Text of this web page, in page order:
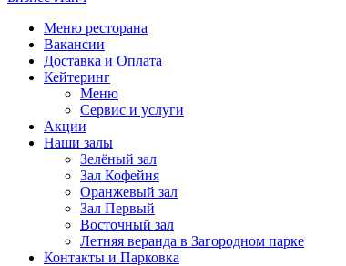
Меню ресторана
Вакансии
Доставка и Оплата
Кейтеринг
Меню
Сервис и услуги
Акции
Наши залы
Зелёный зал
Зал Кофейня
Оранжевый зал
Зал Первый
Восточный зал
Летняя веранда в Загородном парке
Контакты и Парковка